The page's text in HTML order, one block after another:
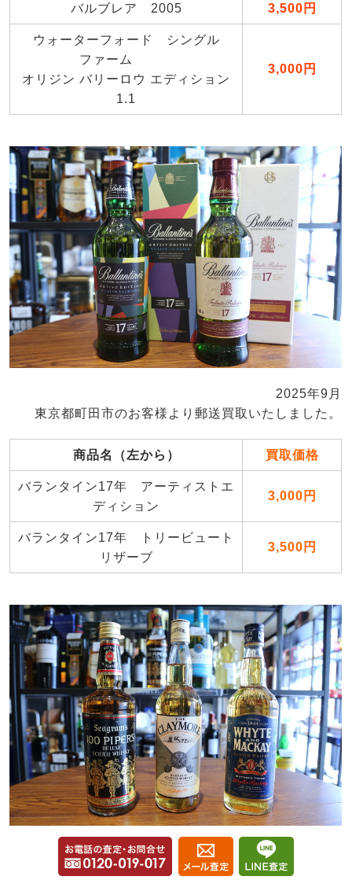
バルブレア 2005 3,500円
ウォーターフォード シングル
ファーム
オリジン バリーロウ エディション
1.1
3,000円
2025年9月
東京都町田市のお客様より郵送買取いたしました。
商品名（左から） 買取価格
バランタイン17年 アーティストエ
ディション
3,000円
バランタイン17年 トリービュート
リザーブ
3,500円
2025年8月
和歌山県のお客様より郵送買取いたしました。